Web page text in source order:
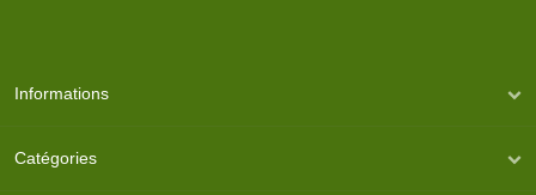
Informations
Catégories